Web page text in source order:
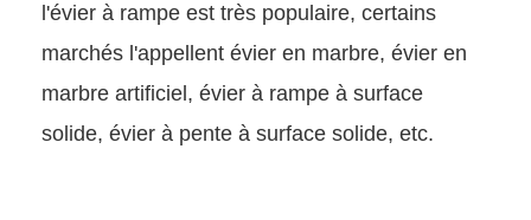
l'évier à rampe est très populaire, certains
marchés l'appellent évier en marbre, évier en
marbre artificiel, évier à rampe à surface
solide, évier à pente à surface solide, etc.